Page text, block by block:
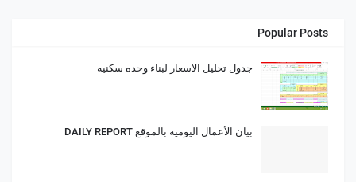
Popular Posts
جدول تحليل الاسعار لبناء وحده سكنيه
بيان الأعمال اليومية بالموقع DAILY REPORT